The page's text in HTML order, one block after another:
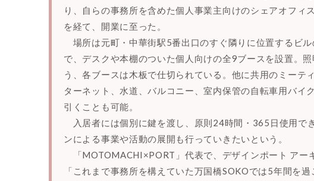
り、自らの事務所を含めた個人事業主向けのシェアオフィ
を経て、開業に至った。
場所は元町・中華街駅5番出口のすぐ隣りに位置するビ
で、デスクや本棚のついた個人向けの全9ブースを設置。
う、各ブースは木板で仕切られている。他に共用のミーテ
ターネット、水道、バルコニー、室内保管の自転車用バイ
引くことも可能。
入居者には個別に鍵を渡し、原則24時間・365日使用で
ンによる事業や活動の展開も行っていきたいという。
「MOTOMACHI×PORT」代表で、デザインポート アー
「これまで事務所を構えていた万国橋SOKOでは5年間を